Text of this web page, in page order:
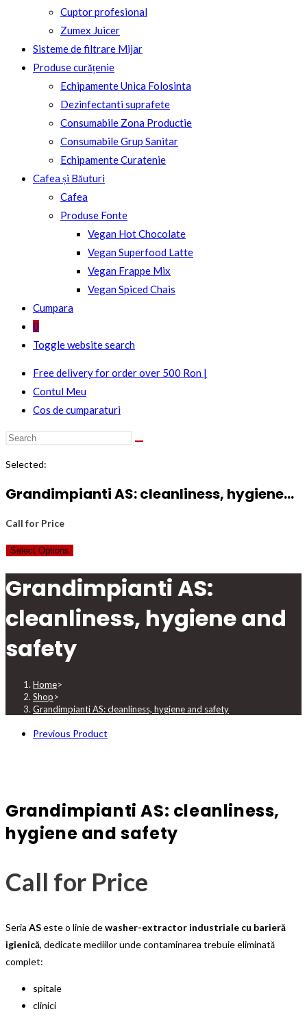
Cuptor profesional
Zumex Juicer
Sisteme de filtrare Mijar
Produse curățenie
Echipamente Unica Folosinta
Dezinfectanti suprafete
Consumabile Zona Productie
Consumabile Grup Sanitar
Echipamente Curatenie
Cafea și Băuturi
Cafea
Produse Fonte
Vegan Hot Chocolate
Vegan Superfood Latte
Vegan Frappe Mix
Vegan Spiced Chais
Cumpara
0
Toggle website search
Free delivery for order over 500 Ron |
Contul Meu
Cos de cumparaturi
Selected:
Grandimpianti AS: cleanliness, hygiene…
Call for Price
Select Options
Grandimpianti AS:
cleanliness, hygiene and
safety
Home>
Shop>
Grandimpianti AS: cleanliness, hygiene and safety
Previous Product
Grandimpianti AS: cleanliness,
hygiene and safety
Call for Price
Seria ASeste o linie dewasher-extractor industriale cu barieră
igienică, dedicate mediilor unde contaminarea trebuie eliminată
complet:
spitale
clinici